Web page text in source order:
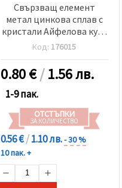
Свързващ елемент
метал цинкова сплав с
кристали Айфелова кула
30x12x3 мм дупка 2 мм
цвят злато -2 броя
Код: 176015
0.80€/1.56 лв.
1-9 пак.
ОТСТЪПКИ
ЗА КОЛИЧЕСТВО
0.56 €/1.10 лв.- 30 %
10 пак. +